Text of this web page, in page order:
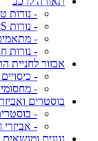
- נורות
- נורות PHILIPS
-
- נורות
אבזור לחניית
-
- מחסומי
בוסטרים
-
- אביזרי
גגונים ומנשאים